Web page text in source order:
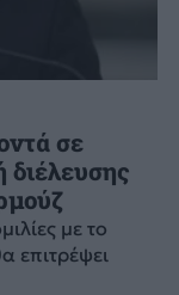
σε
με το
επιτρέψει